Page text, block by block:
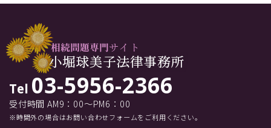
Tel 03-5956-2366
受付時間 AM9：00～PM6：00
※時間外の場合はお問い合わせフォームをご利用ください。